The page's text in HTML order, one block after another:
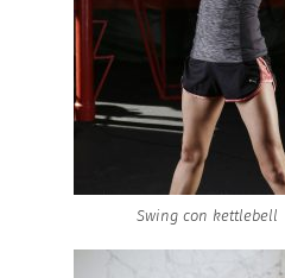
Swing con kettlebell